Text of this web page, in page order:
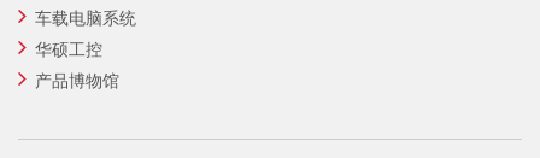
车载电脑系统
华硕工控
产品博物馆